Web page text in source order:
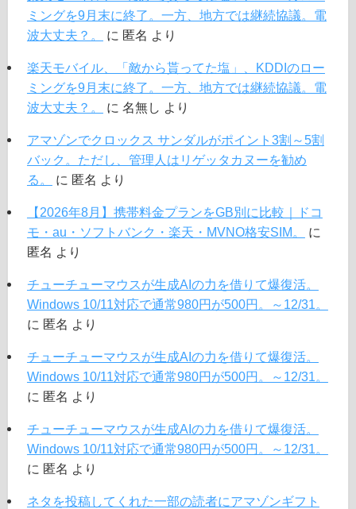
ミングを9月末に終了。一方、地方では継続協議。電
波大丈夫？。
に 匿名 より
楽天モバイル、「敵から貰ってた塩」、KDDIのロー
ミングを9月末に終了。一方、地方では継続協議。電
波大丈夫？。
に 名無し より
アマゾンでクロックス サンダルがポイント3割～5割
バック。ただし、管理人はリゲッタカヌーを勧め
る。
に 匿名 より
【2026年8月】携帯料金プランをGB別に比較｜ドコ
モ・au・ソフトバンク・楽天・MVNO格安SIM。
に
匿名 より
チューチューマウスが生成AIの力を借りて爆復活。
Windows 10/11対応で通常980円が500円。～12/31。
に 匿名 より
チューチューマウスが生成AIの力を借りて爆復活。
Windows 10/11対応で通常980円が500円。～12/31。
に 匿名 より
チューチューマウスが生成AIの力を借りて爆復活。
Windows 10/11対応で通常980円が500円。～12/31。
に 匿名 より
ネタを投稿してくれた一部の読者にアマゾンギフト